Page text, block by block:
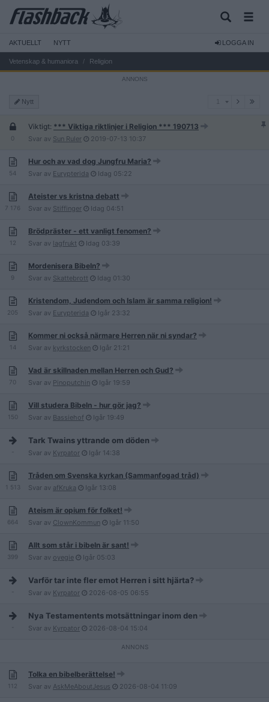
AKTUELLT NYTT LOGGA IN
Vetenskap & humaniora Religion
Nytt
0
Viktigt: *** Viktiga riktlinjer i Religion *** 190713
Svar av Sun Ruler 2019-07-13 10:37
54
Hur och av vad dog Jungfru Maria?
Svar av Eurypterida Idag 05:22
7 176
Ateister vs kristna debatt
Svar av Stiffinger Idag 04:51
12
Brödpräster - ett vanligt fenomen?
Svar av lagfrukt Idag 03:39
9
Mordenisera Bibeln?
Svar av Skattebrott Idag 01:30
205
Kristendom, Judendom och Islam är samma religion!
Svar av Eurypterida Igår 23:32
14
Kommer ni också närmare Herren när ni syndar?
Svar av kyrkstocken Igår 21:21
70
Vad är skillnaden mellan Herren och Gud?
Svar av Pinoputchin Igår 19:59
150
Vill studera Bibeln - hur gör jag?
Svar av Bassiehof Igår 19:49
Tark Twains yttrande om döden
Svar av Kyrpator Igår 14:38
1 513
Tråden om Svenska kyrkan (Sammanfogad tråd)
Svar av afKruka Igår 13:08
664
Ateism är opium för folket!
Svar av ClownKommun Igår 11:50
399
Allt som står i bibeln är sant!
Svar av oyegie Igår 05:03
Varför tar inte fler emot Herren i sitt hjärta?
Svar av Kyrpator 2026-08-05 06:55
Nya Testamentents motsättningar inom den
Svar av Kyrpator 2026-08-04 15:04
112
Tolka en bibelberättelse!
Svar av AskMeAboutJesus 2026-08-04 11:09